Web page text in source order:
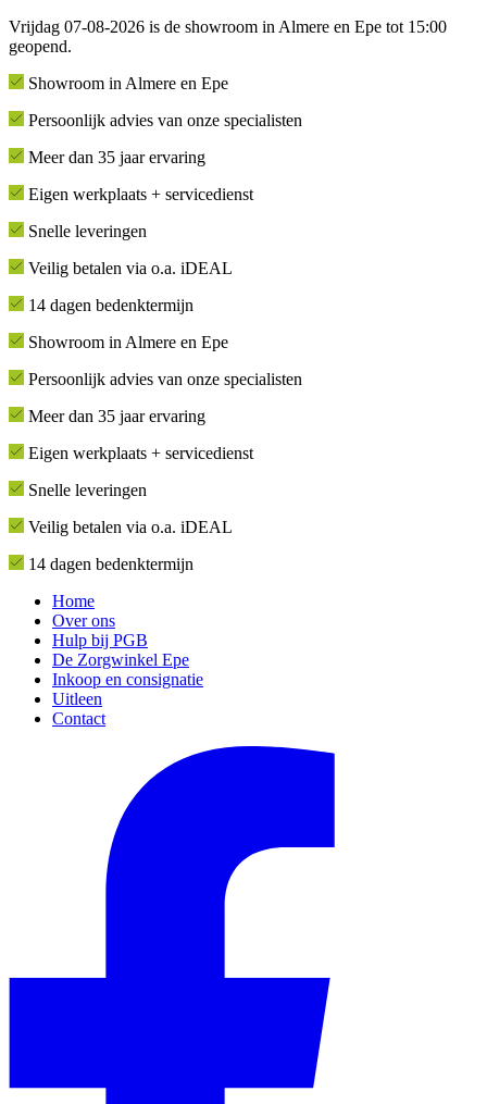
Vrijdag 07-08-2026 is de showroom in Almere en Epe tot 15:00
geopend.
Showroom in Almere en Epe
Persoonlijk advies van onze specialisten
Meer dan 35 jaar ervaring
Eigen werkplaats + servicedienst
Snelle leveringen
Veilig betalen via o.a. iDEAL
14 dagen bedenktermijn
Showroom in Almere en Epe
Persoonlijk advies van onze specialisten
Meer dan 35 jaar ervaring
Eigen werkplaats + servicedienst
Snelle leveringen
Veilig betalen via o.a. iDEAL
14 dagen bedenktermijn
Home
Over ons
Hulp bij PGB
De Zorgwinkel Epe
Inkoop en consignatie
Uitleen
Contact